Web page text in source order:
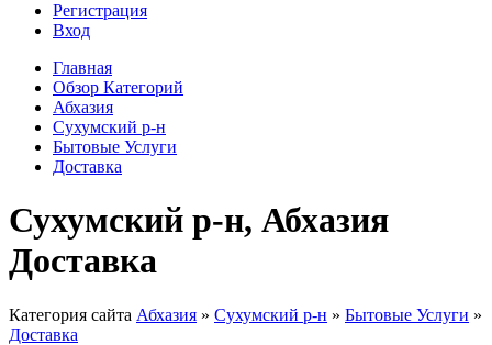
Регистрация
Вход
Главная
Обзор Категорий
Абхазия
Сухумский р-н
Бытовые Услуги
Доставка
Сухумский р-н, Абхазия
Доставка
Категория сайта Абхазия » Сухумский р-н » Бытовые Услуги »
Доставка